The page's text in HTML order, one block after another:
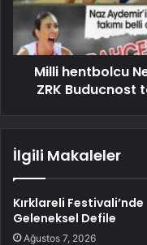
Milli hentbolcu
ZRK Buducnost
İlgili Makaleler
Kırklareli Festivali’nde
Geleneksel Defile
Ağustos 7, 2026